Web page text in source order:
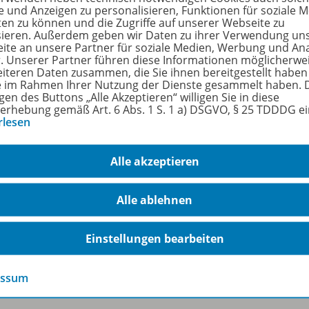
am
Gruppe
und Anzeigen zu personalisieren, Funktionen für soziale
zu können und die Zugriffe auf unserer Webseite zu
Außerdem geben wir Daten zu ihrer Verwendung
an unsere Partner für soziale Medien, Werbung und
Unserer Partner führen diese Informationen
Daten zusammen, die Sie ihnen bereitgestellt
im Rahmen Ihrer Nutzung der Dienste gesammelt haben.
des Buttons „Alle Akzeptieren“ willigen Sie in diese
gemäß Art. 6 Abs. 1 S. 1 a) DSGVO, § 25 TDDDG
Alle akzeptieren
Alle ablehnen
Einstellungen bearbeiten